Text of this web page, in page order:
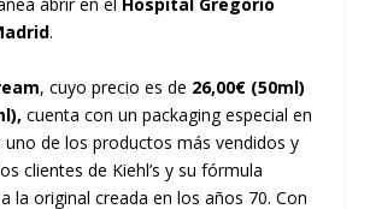
abrir en el Hospital Gregorio
.
, cuyo precio es de 26,00€ (50ml)
cuenta con un packaging especial en
uno de los productos más vendidos y
clientes de Kiehl’s y su fórmula
la original creada en los años 70. Con